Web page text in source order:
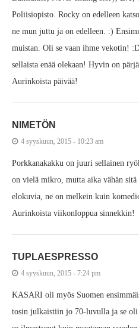
Poliisiopisto. Rocky on edelleen
ne mun juttu ja on edelleen. :)
muistan. Oli se vaan ihme vekotin!
sellaista enää olekaan! Hyvin on
Aurinkoista päivää!
NIMETÖN
4 syyskuun, 2015 - 10:23 am
Porkkanakakku on juuri sellainen
on vielä mikro, mutta aika vähän
elokuvia, ne on melkein kuin
Aurinkoista viikonloppua sinnekkin!
TUPLAESPRESSO
4 syyskuun, 2015 - 7:24 pm
KASARI oli myös Suomen
tosin julkaistiin jo 70-luvulla ja se oli